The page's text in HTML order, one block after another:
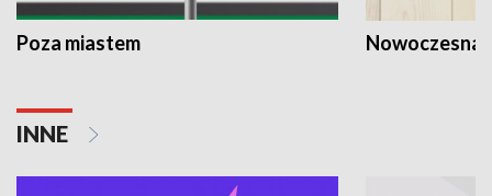
Poza miastem Nowoczesna
INNE